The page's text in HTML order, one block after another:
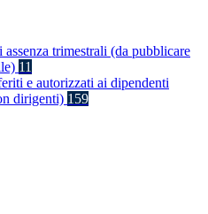
assenza trimestrali (da pubblicare
11
e autorizzati ai dipendenti
dirigenti) 159